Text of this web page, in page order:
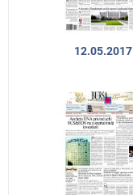
12.05.2017